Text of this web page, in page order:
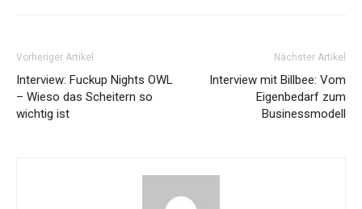
Vorheriger Artikel
Interview: Fuckup Nights OWL
– Wieso das Scheitern so
wichtig ist
Nächster Artikel
Interview mit Billbee: Vom
Eigenbedarf zum
Businessmodell